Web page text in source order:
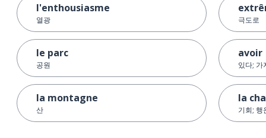
l'enthousiasme
열광
le parc
공원
la montagne
산
극도로
avoir
있다; 가
la
기회; 행